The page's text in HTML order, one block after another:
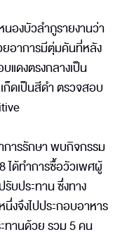
องบัวลำภูรายงานว่า
อาการมีตุ่มคันที่หลัง
แดงตรงกลางเป็น
ก็ดเป็นสีดำ ตรวจสอบ
การรักษา พบกิจกรรม
ได้ทำการซื้อวัวเพศผู้
รับประทาน ซึ่งทาง
งจึงไปประกอบอาหาร
านด้วย รวม 5 คน